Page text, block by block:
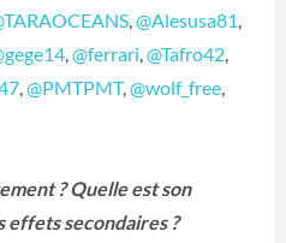
,@Alesusa81,
,@ferrari,@Tafro42,
,@PMTPMT,@wolf_free,
? Quelle est son
effets secondaires ?